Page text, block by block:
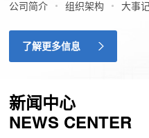
公司简介 组织架构 大事
了解更多信息
新闻中心
NEWS CENTER